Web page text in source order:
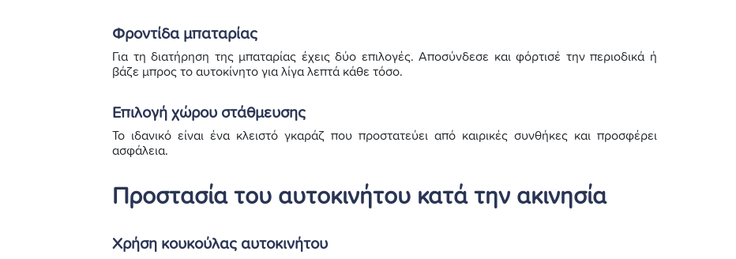
Φροντίδα μπαταρίας
Για τη διατήρηση της μπαταρίας έχεις δύο επιλογές. Αποσύνδεσε και φόρτισέ την περιοδικά ή
βάζε μπρος το αυτοκίνητο για λίγα λεπτά κάθε τόσο.
Επιλογή χώρου στάθμευσης
Το ιδανικό είναι ένα κλειστό γκαράζ που προστατεύει από καιρικές συνθήκες και προσφέρει
ασφάλεια.
Προστασία του αυτοκινήτου κατά την ακινησία
Χρήση κουκούλας αυτοκινήτου